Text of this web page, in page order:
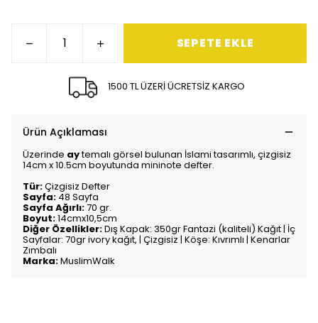
SEPETE EKLE
1500 TL ÜZERİ ÜCRETSİZ KARGO
Ürün Açıklaması
Üzerinde aytemalı görsel bulunan İslami tasarımlı, çizgisiz
14cm x 10.5cm boyutunda mininote defter.
Tür:Çizgisiz Defter
Sayfa: 48 Sayfa
Sayfa Ağırlı:70 gr.
Boyut:14cmx10,5cm
Diğer Özellikler:Dış Kapak: 350gr Fantazi (kaliteli) Kağıt | İç
Sayfalar: 70gr ivory kağıt, | Çizgisiz | Köşe: Kıvrımlı | Kenarlar
Zımbalı
Marka:MuslimWalk